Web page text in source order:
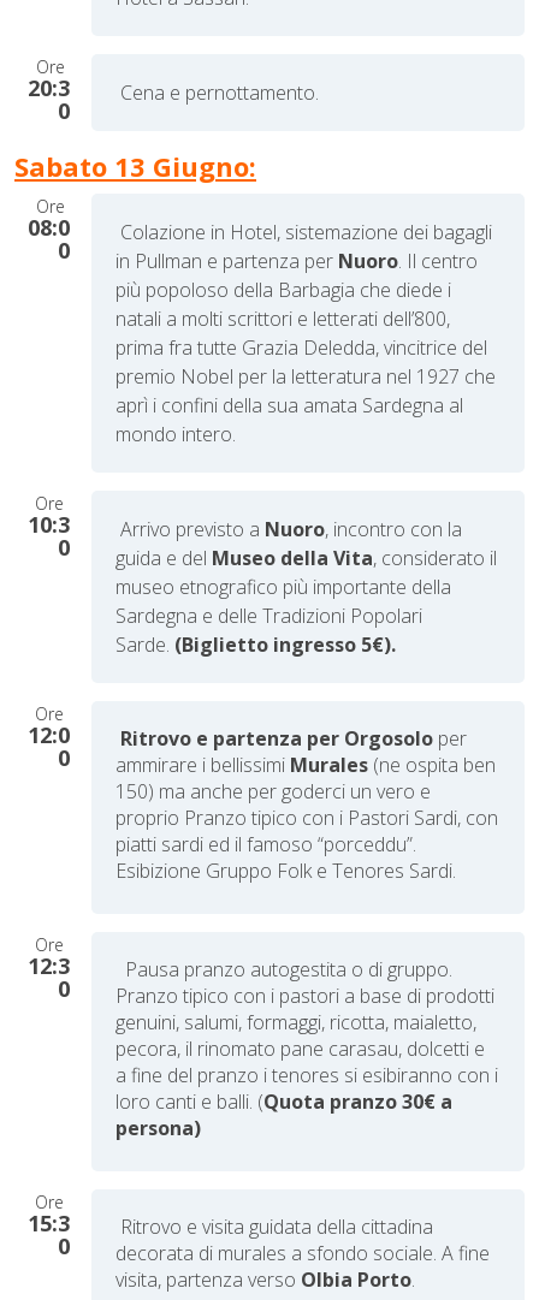
Ore
20:3
0
Cena e pernottamento.
Sabato 13 Giugno:
Ore
08:0
0
Colazione in Hotel, sistemazione dei bagagli
in Pullman e partenza per Nuoro. Il centro
più popoloso della Barbagia che diede i
natali a molti scrittori e letterati dell’800,
prima fra tutte Grazia Deledda, vincitrice del
premio Nobel per la letteratura nel 1927 che
aprì i confini della sua amata Sardegna al
mondo intero.
Ore
10:3
0
Arrivo previsto a Nuoro, incontro con la
guida e del Museo della Vita, considerato il
museo etnografico più importante della
Sardegna e delle Tradizioni Popolari
Sarde. (Biglietto ingresso 5€).
Ore
12:0
0
Ritrovo e partenza per Orgosolo per
ammirare i bellissimi Murales (ne ospita ben
150) ma anche per goderci un vero e
proprio Pranzo tipico con i Pastori Sardi, con
piatti sardi ed il famoso “porceddu”.
Esibizione Gruppo Folk e Tenores Sardi.
Ore
12:3
0
Pausa pranzo autogestita o di gruppo.
Pranzo tipico con i pastori a base di prodotti
genuini, salumi, formaggi, ricotta, maialetto,
pecora, il rinomato pane carasau, dolcetti e
a fine del pranzo i tenores si esibiranno con i
loro canti e balli. (Quota pranzo 30€ a
persona)
Ore
15:3
0
Ritrovo e visita guidata della cittadina
decorata di murales a sfondo sociale. A fine
visita, partenza verso Olbia Porto.